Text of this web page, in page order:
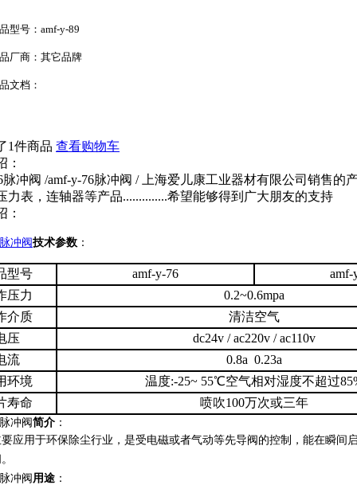
型号：amf-y-89
厂商：其它品牌
文档：
1件商品 查看购物车
：
脉冲阀 /amf-y-76脉冲阀 / 上海爱儿康工业器材有限公司销售
力表，连轴器等产品..............希望能够得到广大朋友的支持
：
脉冲阀技术参数 ：
型号 amf-y-76
amf-
压力
0.2~0.6mpa
介质
清洁空气
压
dc24v / ac220v / ac110v
流
0.8a 0.23a
环境
温度:-25~ 55℃空气相对湿度不超过
寿命
喷吹100万次或三年
冲阀简介 ：
应用于环保除尘行业，是受电磁或者气动等先导阀的控制，能在瞬
冲阀 用途 ：